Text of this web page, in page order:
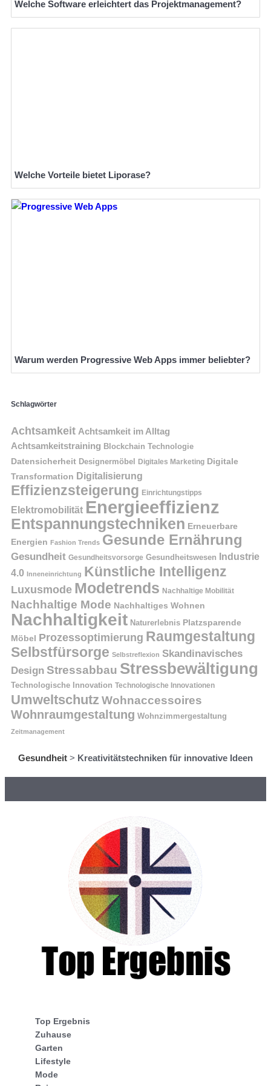
Welche Software erleichtert das Projektmanagement?
Welche Vorteile bietet Liporase?
Warum werden Progressive Web Apps immer beliebter?
Schlagwörter
Achtsamkeit Achtsamkeit im Alltag
Achtsamkeitstraining Blockchain Technologie
Datensicherheit Designermöbel Digitales Marketing Digitale
Transformation Digitalisierung
Effizienzsteigerung Einrichtungstipps
Elektromobilität Energieeffizienz
Entspannungstechniken Erneuerbare
Energien Fashion Trends Gesunde Ernährung
Gesundheit Gesundheitsvorsorge Gesundheitswesen Industrie
4.0
Inneneinrichtung Künstliche Intelligenz
Luxusmode Modetrends Nachhaltige Mobilität
Nachhaltige Mode Nachhaltiges Wohnen
Nachhaltigkeit Naturerlebnis Platzsparende
Möbel
Prozessoptimierung Raumgestaltung
Selbstfürsorge Selbstreflexion Skandinavisches
Design Stressabbau Stressbewältigung
Technologische Innovation Technologische Innovationen
Umweltschutz Wohnaccessoires
Wohnraumgestaltung Wohnzimmergestaltung
Zeitmanagement
Gesundheit > Kreativitätstechniken für innovative Ideen
Top Ergebnis
Zuhause
Garten
Lifestyle
Mode